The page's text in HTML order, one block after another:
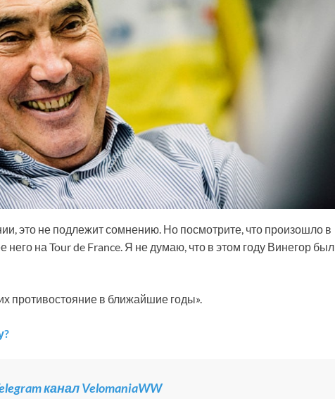
это не подлежит сомнению. Но посмотрите, что произошло в
на Tour de France. Я не думаю, что в этом году Винегор был
противостояние в ближайшие годы».
канал VelomaniaWW